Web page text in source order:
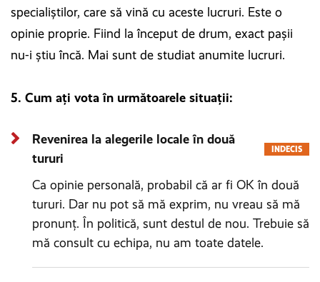
specialiştilor, care să vină cu aceste lucruri. Este o
opinie proprie. Fiind la început de drum, exact paşii
nu-i ştiu încă. Mai sunt de studiat anumite lucruri.
5. Cum ați vota în următoarele situații:
Revenirea la alegerile locale în două
tururi
INDECIS
Ca opinie personală, probabil că ar fi OK în două
tururi. Dar nu pot să mă exprim, nu vreau să mă
pronunţ. În politică, sunt destul de nou. Trebuie să
mă consult cu echipa, nu am toate datele.